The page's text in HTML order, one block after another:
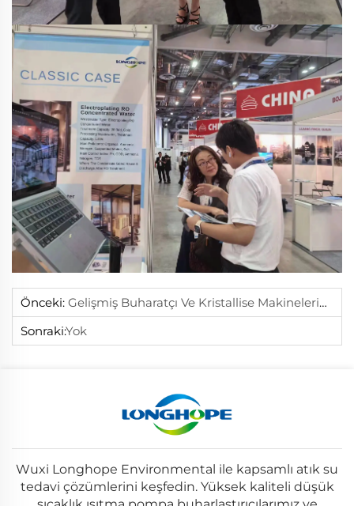
Önceki: Gelişmiş Buharatçı Ve Kristallise Makinelerimiz Şimdi Gemiye Alındı
Sonraki:Yok
Wuxi Longhope Environmental ile kapsamlı atık su
tedavi çözümlerini keşfedin. Yüksek kaliteli düşük